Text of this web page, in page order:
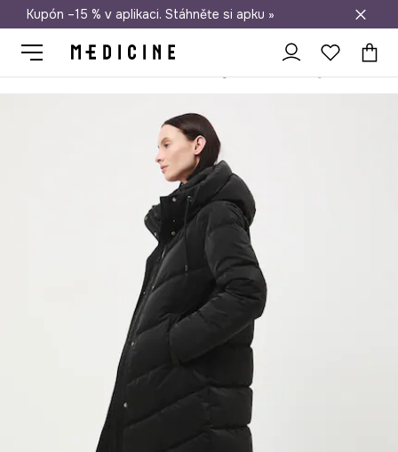
Doprava zdarma při nákupu nad 1 200 Kč
Kupón –15 % v aplikaci. Stáhněte si apku »